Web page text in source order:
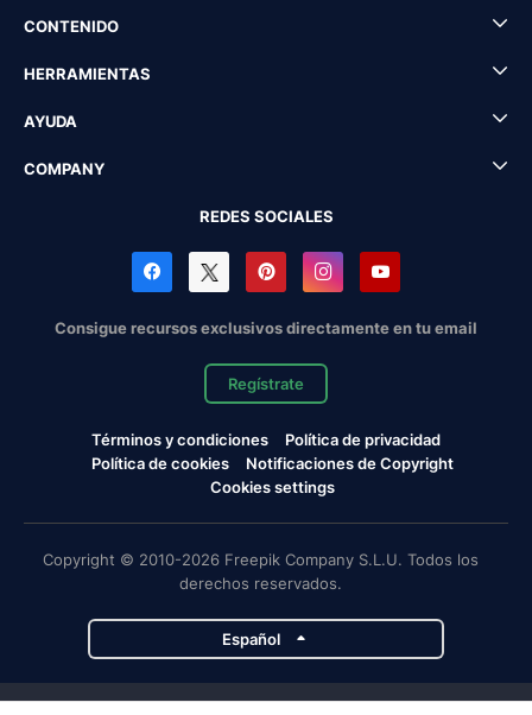
CONTENIDO
HERRAMIENTAS
AYUDA
COMPANY
REDES SOCIALES
Consigue recursos exclusivos directamente en tu email
Regístrate
Términos y condiciones
Política de privacidad
Política de cookies
Notificaciones de Copyright
Cookies settings
Copyright © 2010-2026 Freepik Company S.L.U. Todos los
derechos reservados.
Español